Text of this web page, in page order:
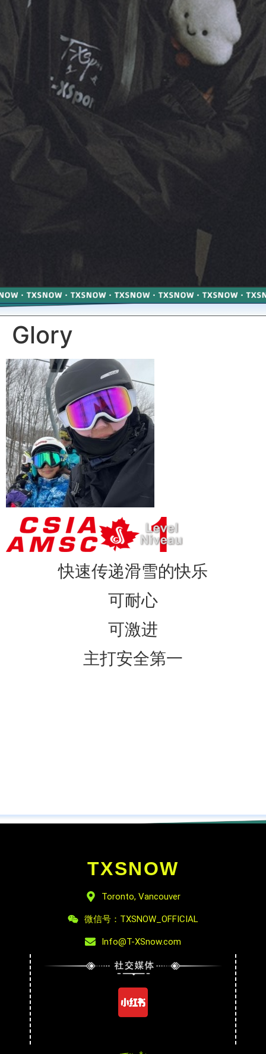
Glory
快速传递滑雪的快乐
可耐心
可激进
主打安全第一
TXSNOW
Toronto, Vancouver
微信号：TXSNOW_OFFICIAL
Info@T-XSnow.com